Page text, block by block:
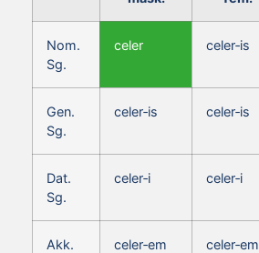
Nom.
Sg.
celer celer‑is
Gen.
Sg.
celer‑is celer‑is
Dat.
Sg.
celer‑i celer‑i
Akk.
celer‑em celer‑em